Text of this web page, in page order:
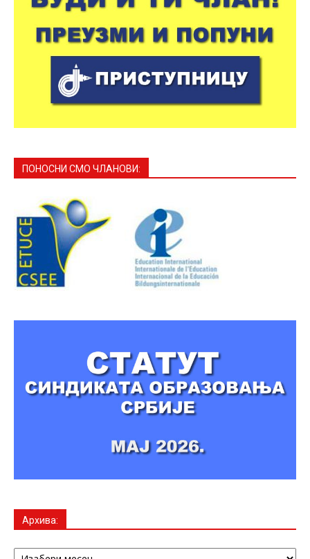
ПОНОСНИ СМО ЧЛАНОВИ:
Архива:
Архива: